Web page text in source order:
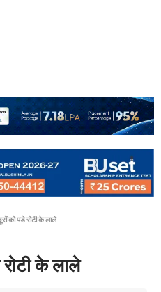
को पडे रोटी के लाले
के लाले